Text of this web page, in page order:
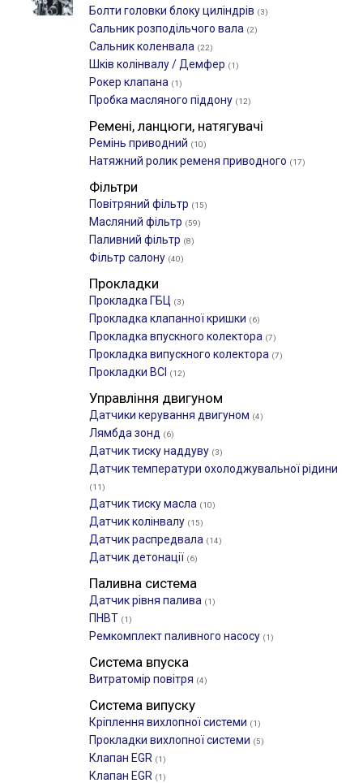
Болти головки блоку циліндрів (3)
Сальник розподільчого вала (2)
Сальник коленвала (22)
Шків колінвалу / Демфер (1)
Рокер клапана (1)
Пробка масляного піддону (12)
Ремені, ланцюги, натягувачі
Ремінь приводний (10)
Натяжний ролик ременя приводного (17)
Фільтри
Повітряний фільтр (15)
Масляний фільтр (59)
Паливний фільтр (8)
Фільтр салону (40)
Прокладки
Прокладка ГБЦ (3)
Прокладка клапанної кришки (6)
Прокладка впускного колектора (7)
Прокладка випускного колектора (7)
Прокладки ВСІ (12)
Управління двигуном
Датчики керування двигуном (4)
Лямбда зонд (6)
Датчик тиску наддуву (3)
Датчик температури охолоджувальної рідини
(11)
Датчик тиску масла (10)
Датчик колінвалу (15)
Датчик распредвала (14)
Датчик детонації (6)
Паливна система
Датчик рівня палива (1)
ПНВТ (1)
Ремкомплект паливного насосу (1)
Система впуска
Витратомір повітря (4)
Система випуску
Кріплення вихлопної системи (1)
Прокладки вихлопної системи (5)
Клапан EGR (1)
Клапан EGR (1)